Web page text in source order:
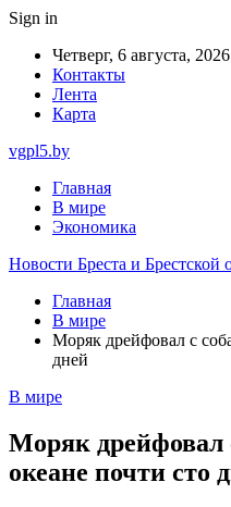
Sign in
Четверг, 6 августа, 2026
Контакты
Лента
Карта
vgpl5.by
Главная
В мире
Экономика
Новости Бреста и Брестской
Главная
В мире
Моряк дрейфовал с
дней
В мире
Моряк дрейфовал
океане почти сто